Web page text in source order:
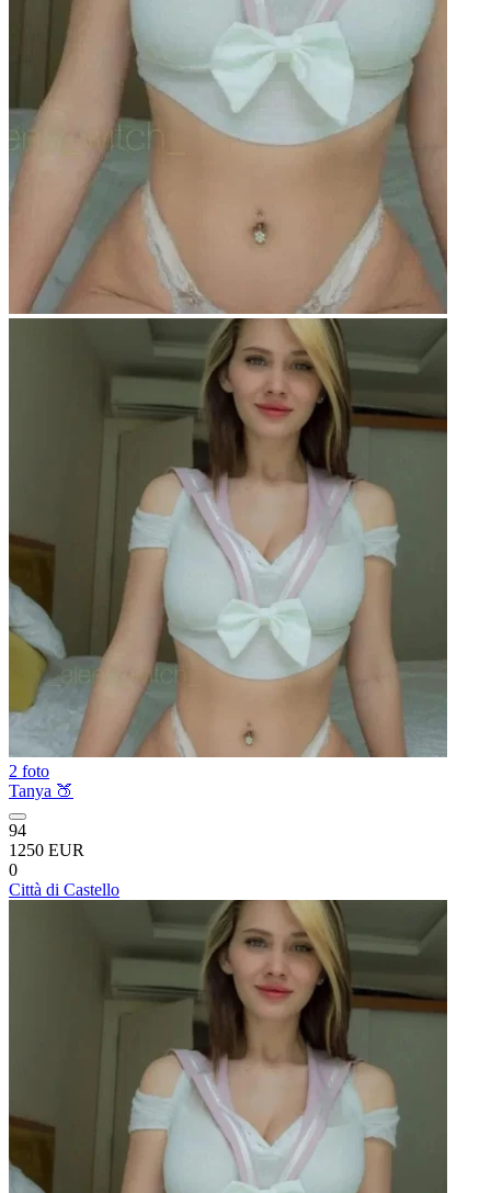
2 foto
Tanya 🍑
94
1250 EUR
0
Città di Castello